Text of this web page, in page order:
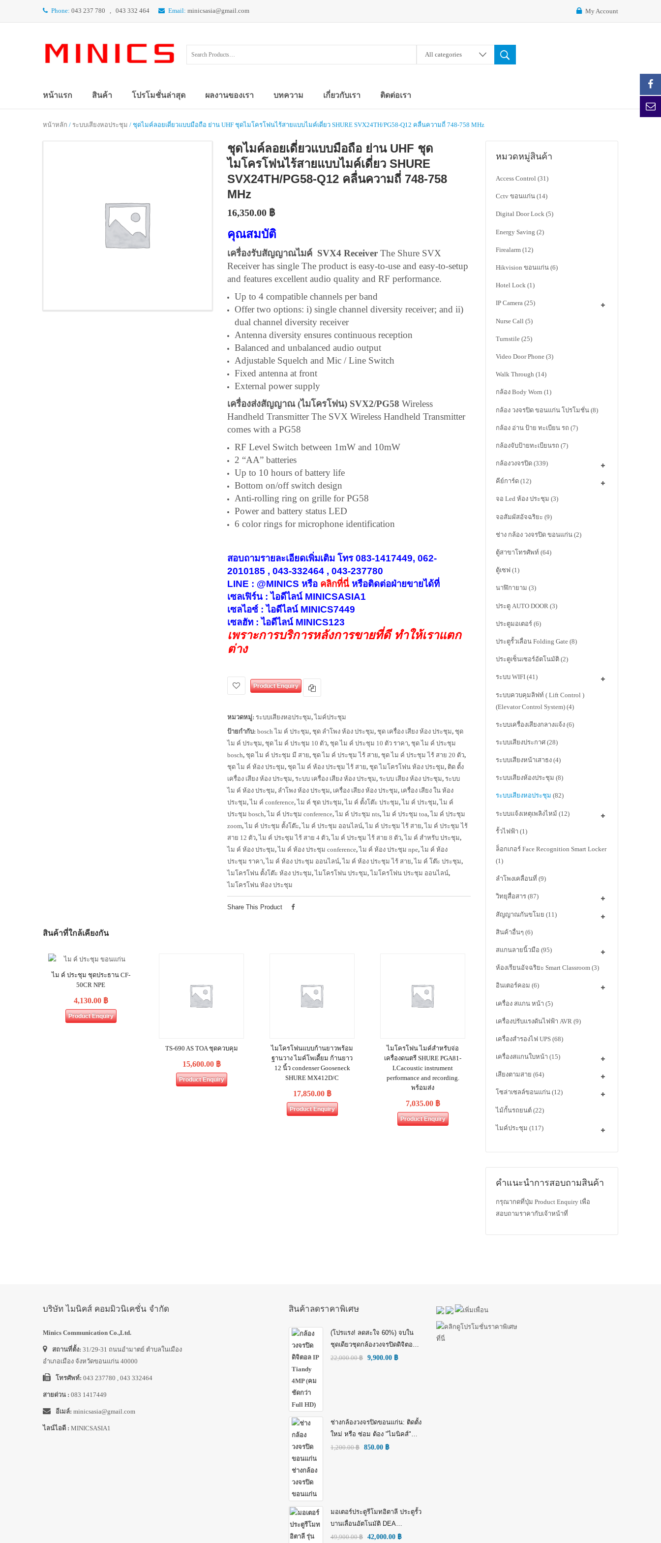
Phone: 043 237 780 , 043 332 464 Email: minicsasia@gmail.com My Account
All categories
หน้าแรก สินค้า โปรโมชั่นล่าสุด ผลงานของเรา บทความ เกี่ยวกับเรา ติดต่อเรา
หน้าหลัก / ระบบเสียงหอประชุม / ชุดไมค์ลอยเดี่ยวแบบมือถือ ย่าน UHF ชุดไมโครโฟนไร้สายแบบไมค์เดี่ยว SHURE SVX24TH/PG58-Q12 คลื่นความถี่ 748-758 MHz
ชุดไมค์ลอยเดี่ยวแบบมือถือ ย่าน UHF ชุด
ไมโครโฟนไร้สายแบบไมค์เดี่ยว SHURE
SVX24TH/PG58-Q12 คลื่นความถี่ 748-758
MHz
16,350.00 ฿
คุณสมบัติ
เครื่องรับสัญญาณไมค์ SVX4 Receiver The Shure SVX
Receiver has single The product is easy-to-use and easy-to-setup
and features excellent audio quality and RF performance.
Up to 4 compatible channels per band
Offer two options: i) single channel diversity receiver; and ii)
dual channel diversity receiver
Antenna diversity ensures continuous reception
Balanced and unbalanced audio output
Adjustable Squelch and Mic / Line Switch
Fixed antenna at front
External power supply
เครื่องส่งสัญญาณ (ไมโครโฟน) SVX2/PG58 Wireless
Handheld Transmitter The SVX Wireless Handheld Transmitter
comes with a PG58
RF Level Switch between 1mW and 10mW
2 “AA” batteries
Up to 10 hours of battery life
Bottom on/off switch design
Anti-rolling ring on grille for PG58
Power and battery status LED
6 color rings for microphone identification
สอบถามรายละเอียดเพิ่มเติม โทร 083-1417449, 062-
2010185 , 043-332464 , 043-237780
LINE : @MINICS หรือ คลิกที่นี่ หรือติดต่อฝ่ายขายได้ที่
เซลเฟิร์น : ไอดีไลน์ MINICSASIA1
เซลไอซ์ : ไอดีไลน์ MINICS7449
เซลฮัท : ไอดีไลน์ MINICS123
เพราะการบริการหลังการขายที่ดี ทำให้เราแตก
ต่าง
Product Enquiry
หมวดหมู่: ระบบเสียงหอประชุม,ไมค์ประชุม
ป้ายกำกับ: bosch ไม ค์ ประชุม, ชุด ลำโพง ห้อง ประชุม, ชุด เครื่อง เสียง ห้อง ประชุม, ชุด
ไม ค์ ประชุม, ชุด ไม ค์ ประชุม 10 ตัว, ชุด ไม ค์ ประชุม 10 ตัว ราคา, ชุด ไม ค์ ประชุม
bosch, ชุด ไม ค์ ประชุม มี สาย, ชุด ไม ค์ ประชุม ไร้ สาย, ชุด ไม ค์ ประชุม ไร้ สาย 20 ตัว,
ชุด ไม ค์ ห้อง ประชุม, ชุด ไม ค์ ห้อง ประชุม ไร้ สาย, ชุด ไมโครโฟน ห้อง ประชุม, ติด ตั้ง
เครื่อง เสียง ห้อง ประชุม, ระบบ เครื่อง เสียง ห้อง ประชุม, ระบบ เสียง ห้อง ประชุม, ระบบ
ไม ค์ ห้อง ประชุม, ลำโพง ห้อง ประชุม, เครื่อง เสียง ห้อง ประชุม, เครื่อง เสียง ใน ห้อง
ประชุม,ไม ค์ conference,ไม ค์ ชุด ประชุม,ไม ค์ ตั้งโต๊ะ ประชุม,ไม ค์ ประชุม,ไม ค์
ประชุม bosch,ไม ค์ ประชุม conference,ไม ค์ ประชุม nts,ไม ค์ ประชุม toa,ไม ค์ ประชุม
zoom,ไม ค์ ประชุม ตั้งโต๊ะ,ไม ค์ ประชุม ออนไลน์,ไม ค์ ประชุม ไร้ สาย,ไม ค์ ประชุม ไร้
สาย 12 ตัว,ไม ค์ ประชุม ไร้ สาย 4 ตัว,ไม ค์ ประชุม ไร้ สาย 8 ตัว,ไม ค์ สำหรับ ประชุม,
ไม ค์ ห้อง ประชุม,ไม ค์ ห้อง ประชุม conference,ไม ค์ ห้อง ประชุม npe,ไม ค์ ห้อง
ประชุม ราคา,ไม ค์ ห้อง ประชุม ออนไลน์,ไม ค์ ห้อง ประชุม ไร้ สาย,ไม ค์ โต๊ะ ประชุม,
ไมโครโฟน ตั้งโต๊ะ ห้อง ประชุม,ไมโครโฟน ประชุม,ไมโครโฟน ประชุม ออนไลน์,
ไมโครโฟน ห้อง ประชุม
Share This Product
สินค้าที่ใกล้เคียงกัน
ไม ค์ ประชุม ชุดประธาน CF-
50CR NPE
4,130.00 ฿
Product Enquiry
TS-690 AS TOA ชุดควบคุม
15,600.00 ฿
Product Enquiry
ไมโครโฟนแบบก้านยาวพร้อม
ฐานวาง ไมค์โพเดี้ยม ก้านยาว
12 นิ้ว condenser Gooseneck
SHURE MX412D/C
17,850.00 ฿
Product Enquiry
ไมโครโฟน ไมค์สำหรับจ่อ
เครื่องดนตรี SHURE PGA81-
LCacoustic instrument
performance and recording.
พร้อมส่ง
7,035.00 ฿
Product Enquiry
หมวดหมู่สินค้า
Access Control (31)
Cctv ขอนแก่น (14)
Digital Door Lock (5)
Energy Saving (2)
Firealarm (12)
Hikvision ขอนแก่น (6)
Hotel Lock (1)
IP Camera (25)
Nurse Call (5)
Turnstile (25)
Video Door Phone (3)
Walk Through (14)
กล้อง Body Worn (1)
กล้อง วงจรปิด ขอนแก่น โปรโมชั่น (8)
กล้อง อ่าน ป้าย ทะเบียน รถ (7)
กล้องจับป้ายทะเบียนรถ (7)
กล้องวงจรปิด (339)
คีย์การ์ด (12)
จอ Led ห้อง ประชุม (3)
จอสัมผัสอัจฉริยะ (9)
ช่าง กล้อง วงจรปิด ขอนแก่น (2)
ตู้สาขาโทรศัพท์ (64)
ตู้เซฟ (1)
นาฬิกายาม (3)
ประตู AUTO DOOR (3)
ประตูมอเตอร์ (6)
ประตูรั้วเลื่อน Folding Gate (8)
ประตูเซ็นเซอร์อัตโนมัติ (2)
ระบบ WIFI (41)
ระบบควบคุมลิฟท์ ( Lift Control )
(Elevator Control System) (4)
ระบบเครื่องเสียงกลางแจ้ง (6)
ระบบเสียงประกาศ (28)
ระบบเสียงหน้าเสาธง (4)
ระบบเสียงห้องประชุม (8)
ระบบเสียงหอประชุม (82)
ระบบแจ้งเหตุเพลิงไหม้ (12)
รั้วไฟฟ้า (1)
ล็อกเกอร์ Face Recognition Smart Locker
(1)
ลำโพงเคลื่อนที่ (9)
วิทยุสื่อสาร (87)
สัญญาณกันขโมย (11)
สินค้าอื่นๆ (6)
สแกนลายนิ้วมือ (95)
ห้องเรียนอัจฉริยะ Smart Classroom (3)
อินเตอร์คอม (6)
เครื่อง สแกน หน้า (5)
เครื่องปรับแรงดันไฟฟ้า AVR (9)
เครื่องสำรองไฟ UPS (68)
เครื่องสแกนใบหน้า (15)
เสียงตามสาย (64)
โซล่าเซลล์ขอนแก่น (12)
ไม้กั้นรถยนต์ (22)
ไมค์ประชุม (117)
คำแนะนำการสอบถามสินค้า
กรุณากดที่ปุ่ม Product Enquiry เพื่อ
สอบถามราคากับเจ้าหน้าที่
บริษัท ไมนิคส์ คอมมิวนิเคชั่น จำกัด
Minics Communication Co.,Ltd.
สถานที่ตั้ง: 31/29-31 ถนนอำมาตย์ ตำบลในเมือง
อำเภอเมือง จังหวัดขอนแก่น 40000
โทรศัพท์: 043 237780 , 043 332464
สายด่วน : 083 1417449
อีเมล์: minicsasia@gmail.com
ไลน์ไอดี : MINICSASIA1
สินค้าลดราคาพิเศษ
(โปรแรง! ลดสะใจ 60%) จบใน
ชุดเดียวชุดกล้องวงจรปิดดิจิตอล
IP Tiandy 4MP (คมชัดกว่า Full
22,000.00฿ 9,900.00 ฿
ช่างกล้องวงจรปิดขอนแก่น: ติดตั้ง
ใหม่ หรือ ซ่อม ต้อง "ไมนิคส์"
(MINICS)
1,200.00฿ 850.00 ฿
มอเตอร์ประตูรีโมทอิตาลี ประตูรั้ว
บานเลื่อนอัตโนมัติ DEA
GULLIVER/N/M: พลัง อิตาลี เพื่อ
49,900.00฿ 42,000.00 ฿